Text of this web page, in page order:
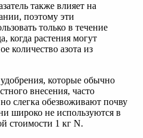
также влияет на
поэтому эти
только в течение
когда растения могут
количество азота из
которые обычно
внесения, часто
слегка обезвоживают почву
широко не используются в
стоимости 1 кг N.